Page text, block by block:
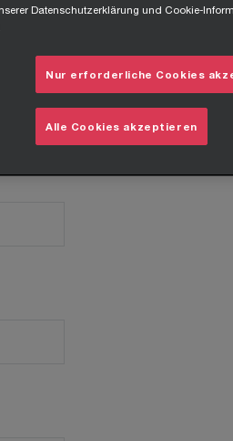
Datenschutzerklärung und Cookie-
Nur erforderliche Cookies
Alle Cookies akzeptieren